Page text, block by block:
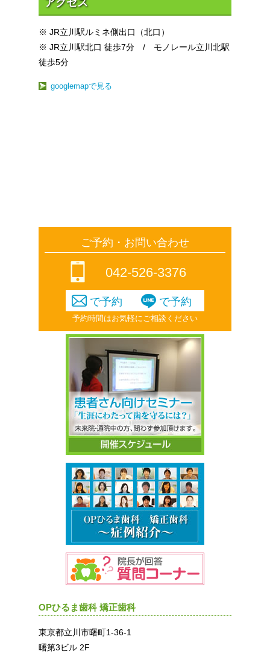
2026年 09月
6 7 8
4 5 6 7 8 9 10
12 13 14 15 16
19 20 22 23
26 27 28 29 30
アクセス
※ JR立川駅ルミネ側出口（北口）
※ JR立川駅北口 徒歩7分 / モノレール立川北駅
徒歩5分
googlemapで見る
ご予約・お問い合わせ
042-526-3376
で予約 で予約
予約時間はお気軽にご相談ください
OPひるま歯科 矯正歯科
東京都立川市曙町1-36-1
曙第3ビル 2F